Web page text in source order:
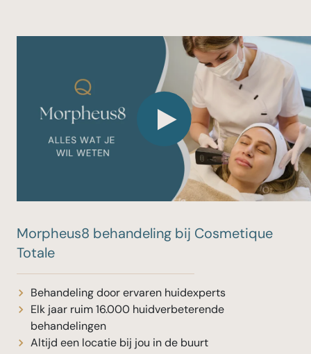
Morpheus8 behandeling bij Cosmetique
Totale
Behandeling door ervaren huidexperts
Elk jaar ruim 16.000 huidverbeterende
behandelingen
Altijd een locatie bij jou in de buurt